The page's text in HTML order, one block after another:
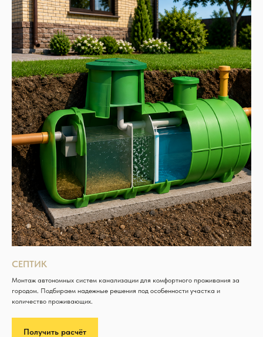
СЕПТИК
Монтаж автономных систем канализации для комфортного проживания за
городом. Подбираем надежные решения под особенности участка и
количество проживающих.
Получить расчёт